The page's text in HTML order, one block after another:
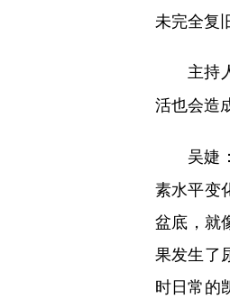
未完全复
主持
活也会造
吴婕：
素水平变
盆底，就
果发生了
时日常的